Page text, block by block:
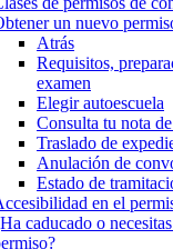
un nuevo
Atrás
Requisitos,
examen
Elegir autoescuela
Consulta tu nota
Traslado de
Anulación de
Estado de
en el
caducado o